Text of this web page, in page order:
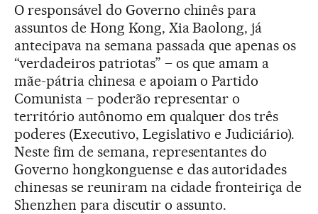
O responsável do Governo chinês para
assuntos de Hong Kong, Xia Baolong, já
antecipava na semana passada que apenas os
“verdadeiros patriotas” – os que amam a
mãe-pátria chinesa e apoiam o Partido
Comunista – poderão representar o
território autônomo em qualquer dos três
poderes (Executivo, Legislativo e Judiciário).
Neste fim de semana, representantes do
Governo hongkonguense e das autoridades
chinesas se reuniram na cidade fronteiriça de
Shenzhen para discutir o assunto.